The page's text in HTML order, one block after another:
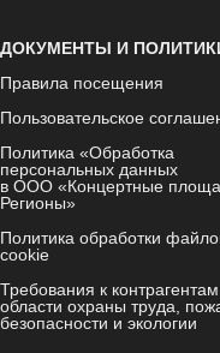
ДОКУМЕНТЫ И
Правила посещения
Пользовательское
Политика «Обработка
персональных данных
в ООО «Концертные
Регионы»
Политика обработки
cookie
Требования к
области охраны труда,
безопасности и экологии